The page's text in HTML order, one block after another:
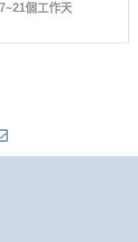
個工作天